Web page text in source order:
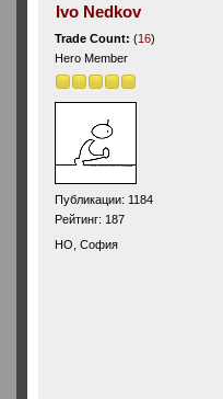
Ivo Nedkov
Trade Count:(16)
Hero Member
Публикации: 1184
Рейтинг: 187
HO, София